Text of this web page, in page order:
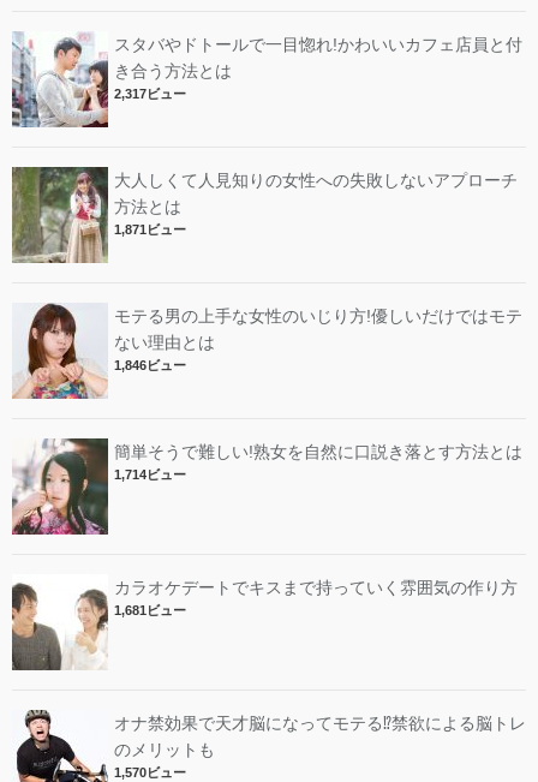
スタバやドトールで一目惚れ!かわいいカフェ店員と付
き合う方法とは
2,317ビュー
大人しくて人見知りの女性への失敗しないアプローチ
方法とは
1,871ビュー
モテる男の上手な女性のいじり方!優しいだけではモテ
ない理由とは
1,846ビュー
簡単そうで難しい!熟女を自然に口説き落とす方法とは
1,714ビュー
カラオケデートでキスまで持っていく雰囲気の作り方
1,681ビュー
オナ禁効果で天才脳になってモテる⁉︎禁欲による脳トレ
のメリットも
1,570ビュー